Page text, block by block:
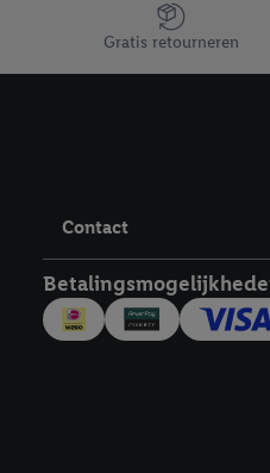
Jouw voordelen bij ons als Lidl
Gratis retourneren
Contact